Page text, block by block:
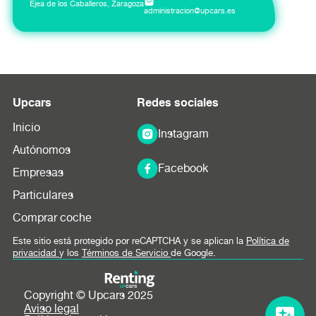
Ejea de los Caballeros, Zaragoza
administracion@upcars.es
Upcars
Inicio
Autónomos
Empresas
Particulares
Comprar coche
Redes sociales
Instagram
Facebook
Este sitio está protegido por reCAPTCHA y se aplican la Política de
privacidad y los Términos de Servicio de Google.
Copyright © Upcars 2025
Aviso legal